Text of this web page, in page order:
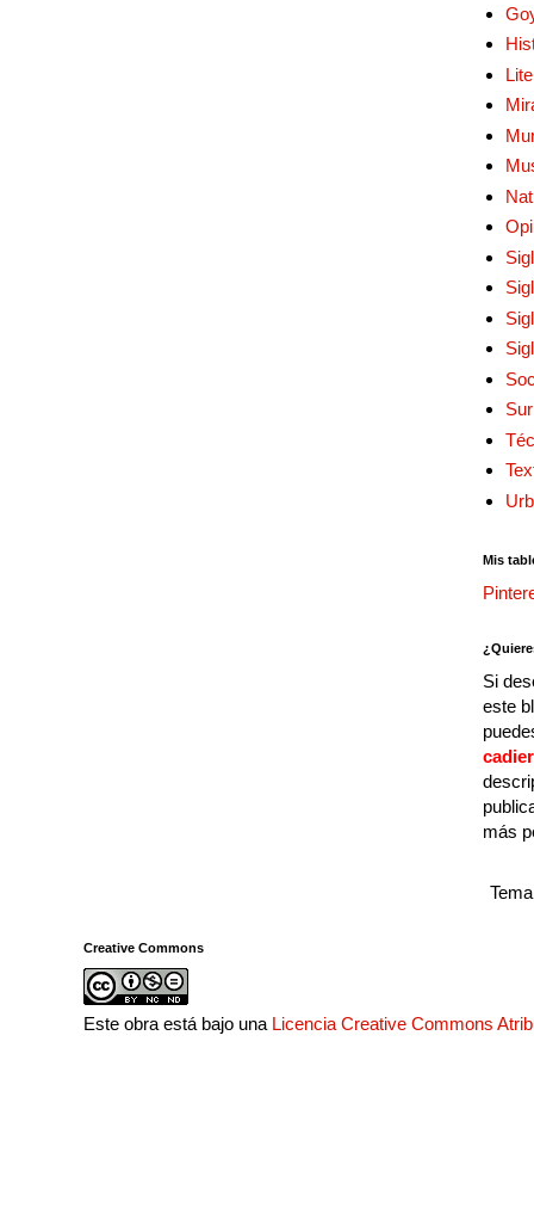
Mis
Si
este
más
Creative Commons
Este obra está bajo una Licencia Creative Commons